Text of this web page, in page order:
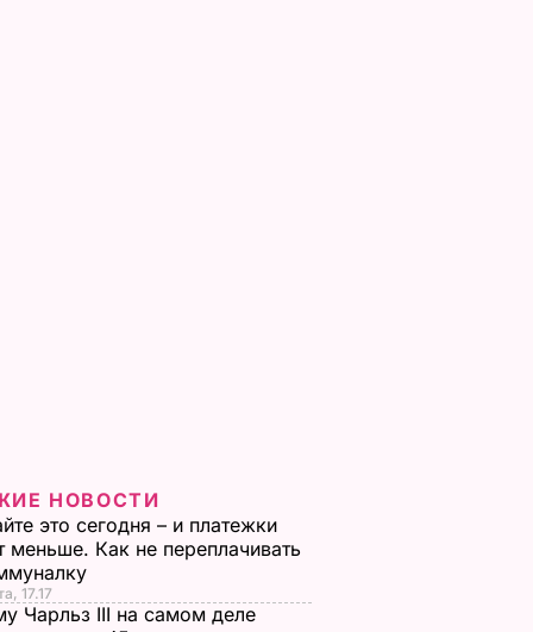
НОВОСТИ
это сегодня – и платежки
меньше. Как не переплачивать
17.17
Чарльз III на самом деле